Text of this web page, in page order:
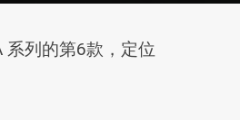
系列的第6款，定位